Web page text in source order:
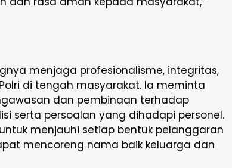
menjaga profesionalisme, integritas,
di tengah masyarakat. Ia meminta
dan pembinaan terhadap
serta persoalan yang dihadapi personel.
menjauhi setiap bentuk pelanggaran
mencoreng nama baik keluarga dan